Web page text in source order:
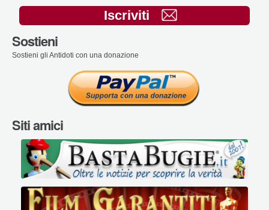
Iscriviti
Sostieni
Sostieni gli Antidoti con una donazione
Siti amici